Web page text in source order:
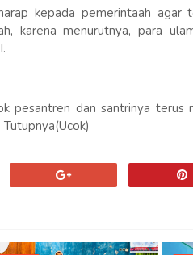
kepada pemerintaah agar
karena menurutnya, para
pesantren dan santrinya terus